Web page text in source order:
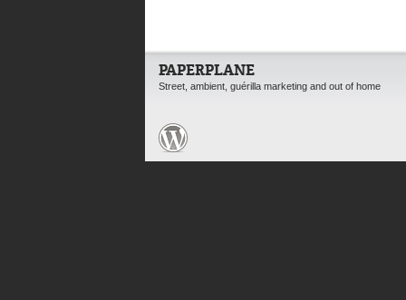
PAPERPLANE
Street, ambient, guérilla marketing and out of home